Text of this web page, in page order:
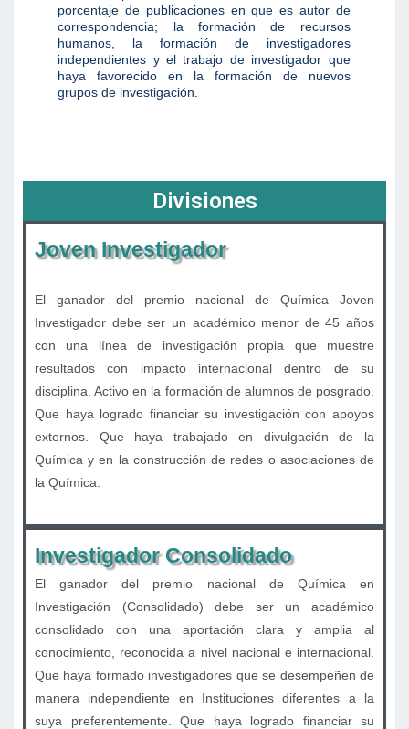
porcentaje de publicaciones en que es autor de
correspondencia; la formación de recursos
humanos, la formación de investigadores
independientes y el trabajo de investigador que
haya favorecido en la formación de nuevos
grupos de investigación.
Divisiones
Joven Investigador
El ganador del premio nacional de Química Joven
Investigador debe ser un académico menor de 45 años
con una línea de investigación propia que muestre
resultados con impacto internacional dentro de su
disciplina. Activo en la formación de alumnos de posgrado.
Que haya logrado financiar su investigación con apoyos
externos. Que haya trabajado en divulgación de la
Química y en la construcción de redes o asociaciones de
la Química.
Investigador Consolidado
El ganador del premio nacional de Química en
Investigación (Consolidado) debe ser un académico
consolidado con una aportación clara y amplia al
conocimiento, reconocida a nivel nacional e internacional.
Que haya formado investigadores que se desempeñen de
manera independiente en Instituciones diferentes a la
suya preferentemente. Que haya logrado financiar su